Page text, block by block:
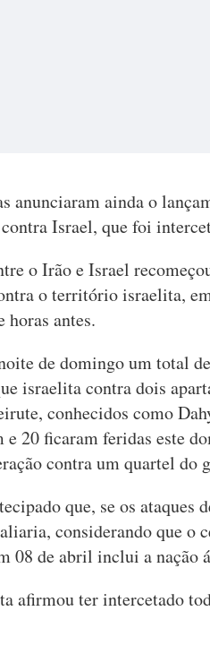
anunciaram ainda o
Israel, que foi
o Irão e Israel
o território israelita,
horas antes.
de domingo um total
israelita contra dois
conhecidos como
e 20 ficaram feridas este
contra um quartel do
que, se os ataques
considerando que o
08 de abril inclui a nação
afirmou ter intercetado